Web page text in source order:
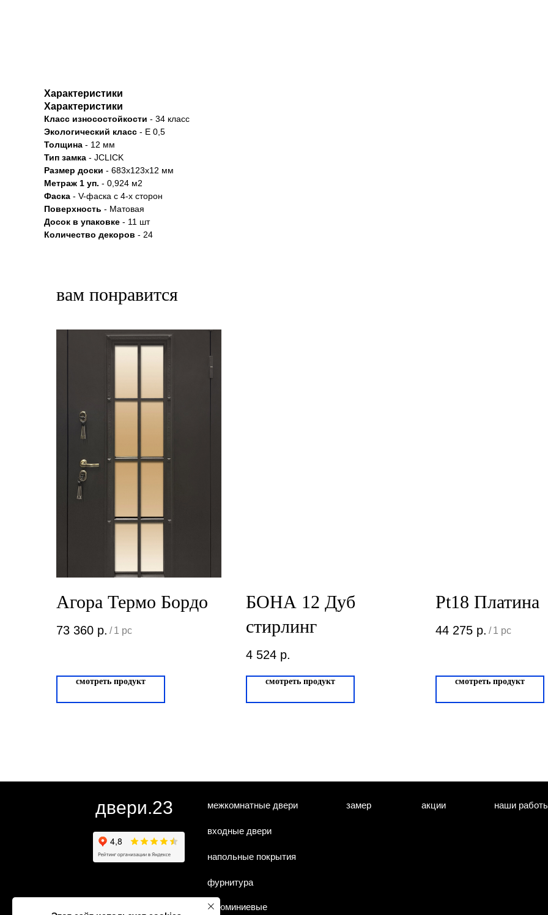
Характеристики
Характеристики
Класс износостойкости - 34 класс
Экологический класс - Е 0,5
Толщина - 12 мм
Тип замка - JCLICK
Размер доски - 683х123х12 мм
Метраж 1 уп. - 0,924 м2
Фаска - V-фаска с 4-х сторон
Поверхность - Матовая
Досок в упаковке - 11 шт
Количество декоров - 24
вам понравится
Агора Термо Бордо
73 360 р. / 1 pc
смотреть продукт
БОНА 12 Дуб
стирлинг
4 524 р.
смотреть продукт
Pt18 Платина
44 275 р. / 1 pc
смотреть продукт
двери.23
напольные покрытия
межкомнатные двери
входные двери
фурнитура
замер акции наши
алюминиевые